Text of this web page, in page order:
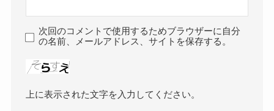
次回のコメントで使用するためブラウザーに自分
の名前、メールアドレス、サイトを保存する。
上に表示された文字を入力してください。